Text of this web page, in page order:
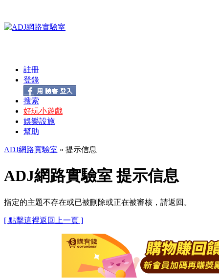
註冊
登錄
搜索
好玩小遊戲
娛樂設施
幫助
ADJ網路實驗室 » 提示信息
ADJ網路實驗室 提示信息
指定的主題不存在或已被刪除或正在被審核，請返回。
[ 點擊這裡返回上一頁 ]